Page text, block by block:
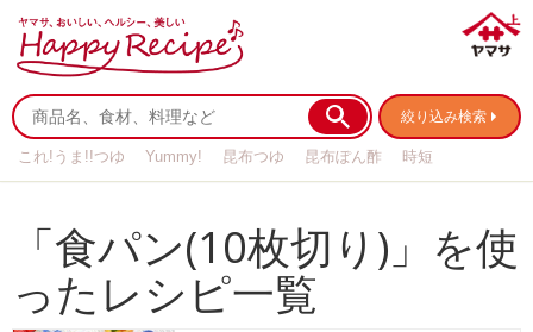
絞り込み検索
これ!うま!!つゆ Yummy! 昆布つゆ 昆布ぽん酢
時短
「食パン(10枚切り)」を使
ったレシピ一覧